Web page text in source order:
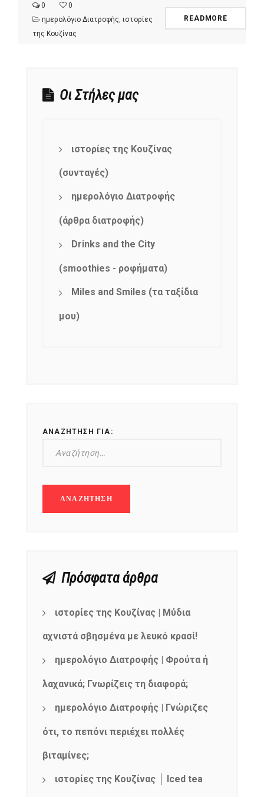
0
0
ημερολόγιο Διατροφής ιστορίες
της Κουζίνας
READMORE
Οι Στήλες μας
ιστορίες της Κουζίνας
(συνταγές)
ημερολόγιο Διατροφής
(άρθρα διατροφής)
Drinks and the City
(smoothies - ροφήματα)
Miles and Smiles (τα ταξίδια
μου)
ΑΝΑΖΉΤΗΣΗ ΓΙΑ:
Πρόσφατα άρθρα
ιστορίες της Κουζίνας | Μύδια
αχνιστά σβησμένα με λευκό κρασί!
ημερολόγιο Διατροφής | Φρούτα ή
λαχανικά; Γνωρίζεις τη διαφορά;
ημερολόγιο Διατροφής | Γνώριζες
ότι, το πεπόνι περιέχει πολλές
βιταμίνες;
ιστορίες της Κουζίνας │ Iced tea